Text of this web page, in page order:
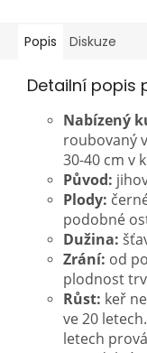
Popis Diskuze
Detailní popis
Nabízený
roubovaný
30-40 cm v
Původ:
Plody:
podobné
Dužina:
Zrání: od
plodnost
Růst: keř
ve 20
letech